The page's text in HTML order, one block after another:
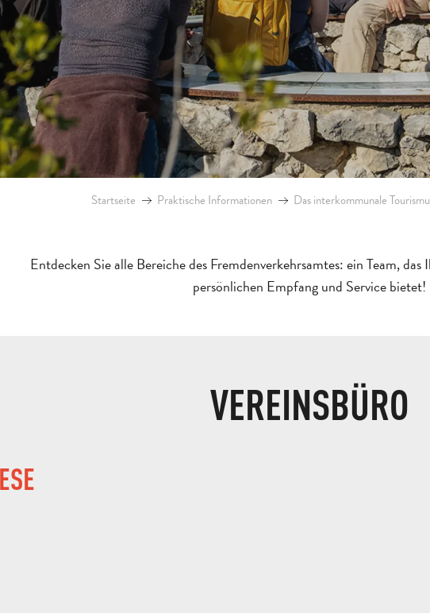
Startseite Praktische Informationen Das interkommunale
Entdecken Sie alle Bereiche des Fremdenverkehrsamtes: ein Team,
persönlichen Empfang und Service bietet!
VEREINSBÜRO